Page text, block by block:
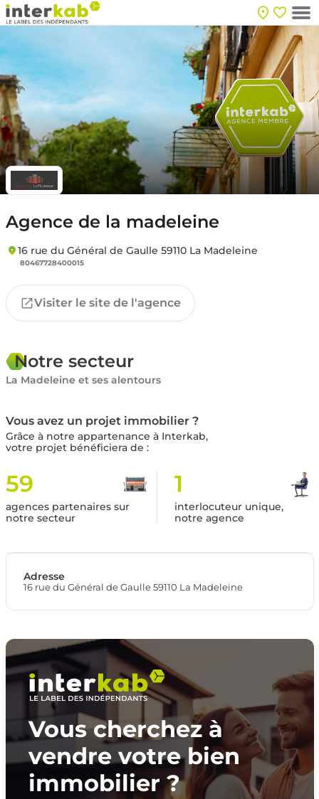
Agence de la madeleine
16 rue du Général de Gaulle 59110 La Madeleine
80467728400015
Visiter le site de l'agence
Notre secteur
La Madeleine et ses alentours
Vous avez un projet immobilier ?
Grâce à notre appartenance à Interkab,
votre projet bénéficiera de :
59
agences partenaires sur
notre secteur
1
interlocuteur unique,
notre agence
Adresse
16 rue du Général de Gaulle 59110 La Madeleine
Vous cherchez à
vendre votre bien
immobilier ?